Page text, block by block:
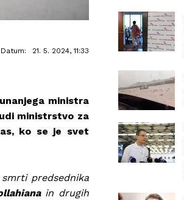
Datum: 21. 5. 2024, 11:33
ministra
ministrstvo za
ko se je svet
predsednika
in drugih